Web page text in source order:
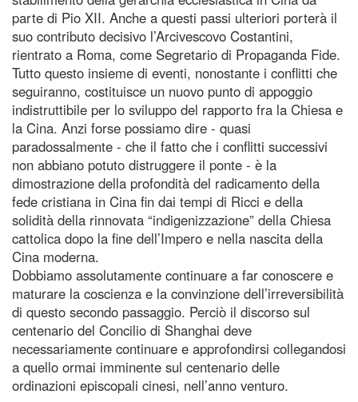
parte di Pio XII. Anche a questi passi ulteriori porterà il
suo contributo decisivo l’Arcivescovo Costantini,
rientrato a Roma, come Segretario di Propaganda Fide.
Tutto questo insieme di eventi, nonostante i conflitti che
seguiranno, costituisce un nuovo punto di appoggio
indistruttibile per lo sviluppo del rapporto fra la Chiesa e
la Cina. Anzi forse possiamo dire - quasi
paradossalmente - che il fatto che i conflitti successivi
non abbiano potuto distruggere il ponte - è la
dimostrazione della profondità del radicamento della
fede cristiana in Cina fin dai tempi di Ricci e della
solidità della rinnovata “indigenizzazione” della Chiesa
cattolica dopo la fine dell’Impero e nella nascita della
Cina moderna.
Dobbiamo assolutamente continuare a far conoscere e
maturare la coscienza e la convinzione dell’irreversibilità
di questo secondo passaggio. Perciò il discorso sul
centenario del Concilio di Shanghai deve
necessariamente continuare e approfondirsi collegandosi
a quello ormai imminente sul centenario delle
ordinazioni episcopali cinesi, nell’anno venturo.